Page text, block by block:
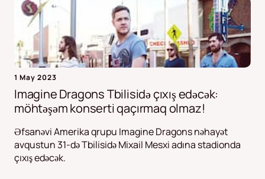
1 May 2023
Imagine Dragons Tbilisidə çıxış edəcək:
möhtəşəm konserti qaçırmaq olmaz!
Əfsanəvi Amerika qrupu Imagine Dragons nəhayət
avqustun 31-də Tbilisidə Mixail Mesxi adına stadionda
çıxış edəcək.